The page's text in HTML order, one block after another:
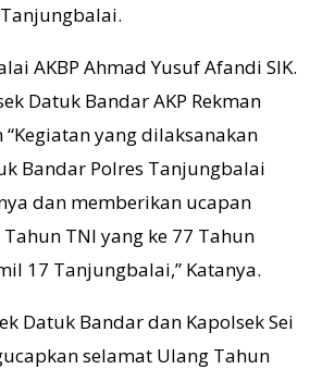
AKBP Ahmad Yusuf Afandi SIK.
Datuk Bandar AKP Rekman
yang dilaksanakan
Bandar Polres Tanjungbalai
dan memberikan ucapan
TNI yang ke 77 Tahun
17 Tanjungbalai,” Katanya.
Datuk Bandar dan Kapolsek Sei
selamat Ulang Tahun